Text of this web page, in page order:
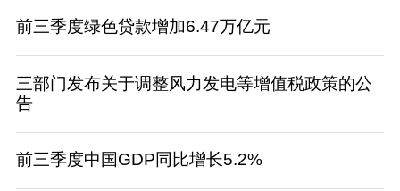
前三季度绿色贷款增加6.47万亿元
三部门发布关于调整风力发电等增值税政策的公
告
前三季度中国GDP同比增长5.2%